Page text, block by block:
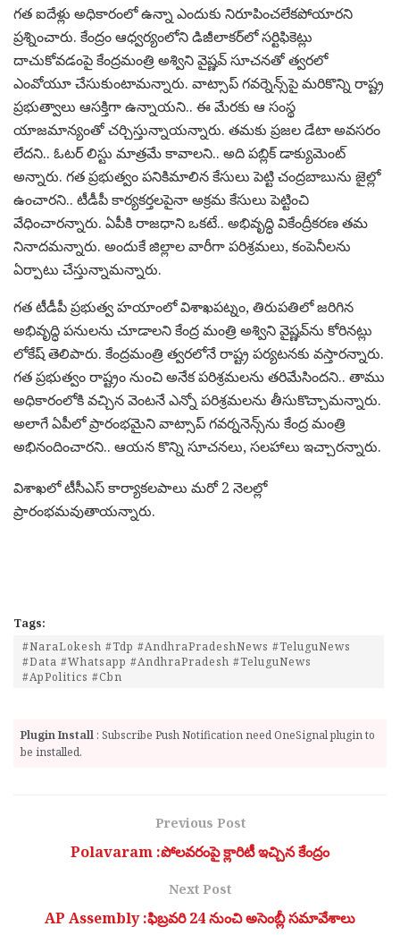
గత ఐదేళ్లు అధికారంలో ఉన్నా ఎందుకు నిరూపించలేకపోయారని
ప్రశ్నించారు. కేంద్రం ఆధ్వర్యంలోని డిజీలాకర్‌లో సర్టిఫికెట్లు
దాచుకోవడంపై కేంద్రమంత్రి అశ్విని వైష్ణవ్‌ సూచనతో త్వరలో
ఎంవోయూ చేసుకుంటామన్నారు. వాట్సాప్‌ గవర్నెన్స్‌పై మరికొన్ని రాష్ట్ర
ప్రభుత్వాలు ఆసక్తిగా ఉన్నాయని.. ఈ మేరకు ఆ సంస్థ
యాజమాన్యంతో చర్చిస్తున్నాయన్నారు. తమకు ప్రజల డేటా అవసరం
లేదని.. ఓటర్‌ లిస్టు మాత్రమే కావాలని.. అది పబ్లిక్‌ డాక్యుమెంట్
అన్నారు. గత ప్రభుత్వం పనికిమాలిన కేసులు పెట్టి చంద్రబాబును జైల్లో
ఉంచారని.. టీడీపీ కార్యకర్తలపైనా అక్రమ కేసులు పెట్టించి
వేధించారన్నారు. ఏపీకి రాజధాని ఒకటే.. అభివృద్ధి వికేంద్రీకరణ తమ
నినాదమన్నారు. అందుకే జిల్లాల వారీగా పరిశ్రమలు, కంపెనీలను
ఏర్పాటు చేస్తున్నామన్నారు.
గత టీడీపీ ప్రభుత్వ హయాంలో విశాఖపట్నం, తిరుపతిలో జరిగిన
అభివృద్ధి పనులను చూడాలని కేంద్ర మంత్రి అశ్విని వైష్ణవ్‌ను కోరినట్లు
లోకేష్ తెలిపారు. కేంద్రమంత్రి త్వరలోనే రాష్ట్ర పర్యటనకు వస్తారన్నారు.
గత ప్రభుత్వం రాష్ట్రం నుంచి అనేక పరిశ్రమలను తరిమేసిందని.. తాము
అధికారంలోకి వచ్చిన వెంటనే ఎన్నో పరిశ్రమలను తీసుకొచ్చామన్నారు.
అలాగే ఏపీలో ప్రారంభమైని వాట్సాప్‌ గవర్ననెన్స్‌ను కేంద్ర మంత్రి
అభినందించారని.. ఆయన కొన్ని సూచనలు, సలహాలు ఇచ్చారన్నారు.
విశాఖలో టీసీఎస్‌ కార్యాకలపాలు మరో 2 నెలల్లో
ప్రారంభమవుతాయన్నారు.
Tags:
#NaraLokesh #Tdp #AndhraPradeshNews #TeluguNews
#Data #Whatsapp #AndhraPradesh #TeluguNews
#ApPolitics #Cbn
Plugin Install : Subscribe Push Notification need OneSignal plugin to
be installed.
Previous Post
Polavaram :పోలవరంపై క్లారిటీ ఇచ్చిన కేంద్రం
Next Post
AP Assembly :ఫిబ్రవరి 24 నుంచి అసెంబ్లీ సమావేశాలు